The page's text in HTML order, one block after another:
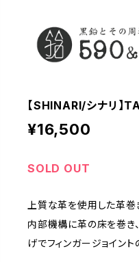
【SHINARI/シナリ】
¥16,500
SOLD OUT
上質な革を使用した革巻
内部機構に革の床を巻き
げでフィンガージョイン